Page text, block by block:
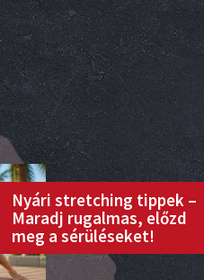
Nyári stretching tippek –
Maradj rugalmas, előzd
meg a sérüléseket!